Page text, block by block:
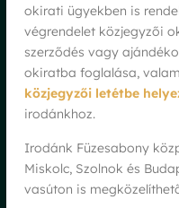
okirati ügyekben is
végrendelet közjegyzői
szerződés vagy
okiratba foglalása,
közjegyzői letétbe
irodánkhoz.
Irodánk Füzesabony
Miskolc, Szolnok és
vasúton is